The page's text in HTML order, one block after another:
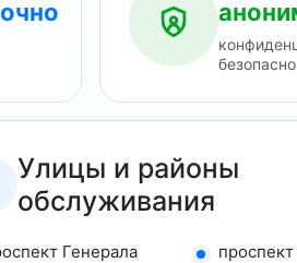
безопасно
Улицы и районы
обслуживания
Генерала